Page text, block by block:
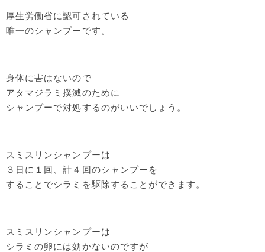
厚生労働省に認可されている
唯一のシャンプーです。
身体に害はないので
アタマジラミ撲滅のために
シャンプーで対処するのがいいでしょう。
スミスリンシャンプーは
３日に１回、計４回のシャンプーを
することでシラミを駆除することができます。
スミスリンシャンプーは
シラミの卵には効かないのですが